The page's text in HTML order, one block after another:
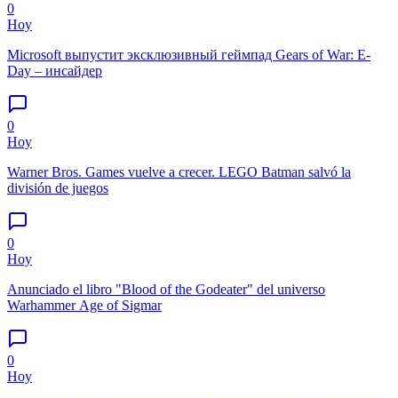
0
Hoy
Microsoft выпустит эксклюзивный геймпад Gears of War: E-
Day – инсайдер
0
Hoy
Warner Bros. Games vuelve a crecer. LEGO Batman salvó la
división de juegos
0
Hoy
Anunciado el libro "Blood of the Godeater" del universo
Warhammer Age of Sigmar
0
Hoy